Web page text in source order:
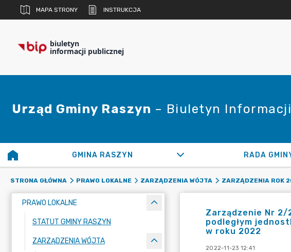
MAPA STRONY INSTRUKCJA
biuletyn
informacji publicznej
Urząd Gminy Raszyn – Biuletyn
GMINA RASZYN RADA
STRONA GŁÓWNA PRAWO LOKALNE ZARZĄDZENIA WÓJTA ZARZĄDZENIA ROK
PRAWO LOKALNE
STATUT GMINY RASZYN
ZARZĄDZENIA WÓJTA
Zarządzenie Nr 2/
podległym
w roku 2022
2022-11-23 12:41